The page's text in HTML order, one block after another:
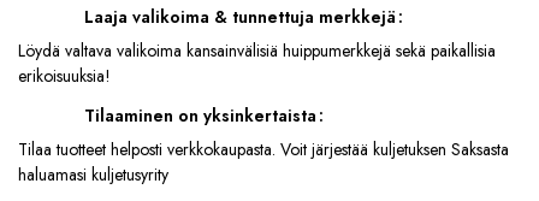
Laaja valikoima & tunnettuja merkkejä
Löydä valtava valikoima kansainvälisiä huippumerkkejä sekä paikallisia
erikoisuuksia!
Tilaaminen on yksinkertaista
Tilaa tuotteet helposti verkkokaupasta. Voit järjestää kuljetuksen Saksasta
haluamasi kuljetusyrity